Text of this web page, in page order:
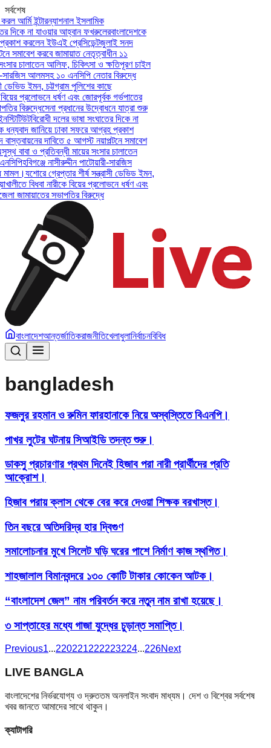
সর্বশেষ
আর্মি ইন্টারন্যাশনাল ইসলামিক
দিকে না যাওয়ার আহ্বান ফখরুলেরবাংলাদেশকে
করলেন ইউএই প্রেসিডেন্টজুলাই সনদ
সমাবেশ করবে জামায়াত নেতৃত্বাধীন ১১
চালাতেন আলিফ, চিকিৎসা ও ক্ষতিপূরণ চাইল
সারজিস আলমসহ ১০ এনসিপি নেতার বিরুদ্ধে
ইমন, চট্টগ্রাম পুলিশের কাছে
প্রলোভনে ধর্ষণ এবং জোরপূর্বক গর্ভপাতের
বিরুদ্ধেসেনা প্রধানের উদ্বোধনে যাত্রা শুরু
বিরোধী দলের ভাষা সংঘাতের দিকে না
ধন্যবাদ জানিয়ে ঢাকা সফরে আগ্রহ প্রকাশ
দাবিতে ৫ আগস্ট নয়াপল্টনে সমাবেশ
বাবা ও প্রতিবন্ধী মায়ের সংসার চালাতেন
হবিগঞ্জে নাসীরুদ্দীন পাটোয়ারী-সারজিস
যশোরে গ্রেপ্তার শীর্ষ সন্ত্রাসী ডেভিড ইমন,
বিধবা নারীকে বিয়ের প্রলোভনে ধর্ষণ এবং
জামায়াতের সভাপতির বিরুদ্ধে
বাংলাদেশআন্তর্জাতিকরাজনীতিখেলাধুলানির্বাচনবিবিধ
bangladesh
ফজলুর রহমান ও রুমিন ফারহানাকে নিয়ে অস্বস্তিতে বিএনপি।
পাখর লুটের ঘটনায় সিআইডি তদন্ত শুরু।
ডাকসু প্রচারণার প্রথম দিনেই হিজাব পরা নারী প্রার্থীদের প্রতি
আক্রোশ।
হিজাব পরায় ক্লাস থেকে বের করে দেওয়া শিক্ষক বরখাস্ত।
তিন বছরে অতিদরিদ্র হার দ্বিগুণ
সমালোচনার মুখে সিলেট ঘড়ি ঘরের পাশে নির্মাণ কাজ স্থগিত।
শাহজালাল বিমানবন্দরে ১৩০ কোটি টাকার কোকেন আটক।
“বাংলাদেশ জেল” নাম পরিবর্তন করে নতুন নাম রাখা হয়েছে।
৩ সাপ্তাহের মধ্যে গাজা যুদ্ধের চুড়ান্ত সমাপ্তি।
Previous1...220221222223224...226Next
LIVE BANGLA
বাংলাদেশের নির্ভরযোগ্য ও দ্রুততম অনলাইন সংবাদ মাধ্যম। দেশ ও বিশ্বের সর্বশেষ
খবর জানতে আমাদের সাথে থাকুন।
ক্যাটাগরি